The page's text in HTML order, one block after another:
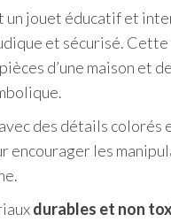
un jouet éducatif et
et sécurisé.
d’une maison et
des détails
encourager les
durables et non